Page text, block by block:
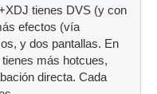
tienes DVS (y con
efectos (vía
y dos pantallas. En
más hotcues,
directa. Cada